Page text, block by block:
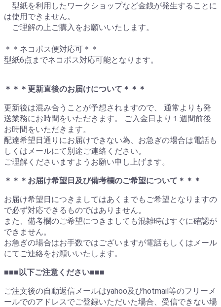
型紙を利用したワークショップなど金銭が発生することに
は使用できません。
ご理解の上ご購入をお願いいたします。
＊＊ネコポス便対応可＊＊
型紙6点までネコポス対応可能となります。
＊＊＊更新直後のお届けについて＊＊＊
更新後は混み合うことが予想されますので、 通常よりも発
送業務にお時間をいただきます。 ご入金日より１週間前後
お時間をいただきます。
配達希望日通りにお届けできない為、お急ぎの場合は電話も
しくはメールにて別途ご連絡ください。
ご理解くださいますようお願い申し上げます。
＊＊＊お届け希望日及び備考欄のご希望について＊＊＊
お届け希望日につきましてはあくまでもご希望となりますの
で必ず対応できるものではありません。
また、備考欄のご希望につきましても混雑時はすぐに確認が
できません。
お急ぎの場合はお手数ではございますが電話もしくはメール
にてご連絡をお願いいたします。
■■■以下ご注意ください■■■
ご注文後の自動返信メールはyahoo及びhotmail等のフリーメ
ールでのアドレスでご登録いただいた場合、受信できない場